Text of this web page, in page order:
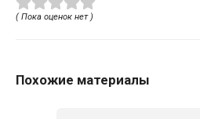
( Пока оценок нет )
Похожие материалы